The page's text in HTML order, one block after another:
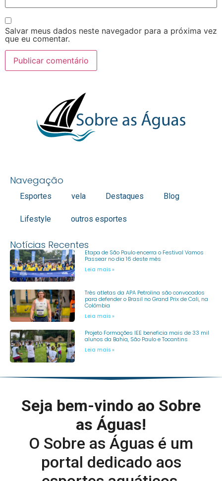
Salvar meus dados neste navegador para a próxima vez
que eu comentar.
Navegação
Esportes vela Destaques Blog
Lifestyle outros esportes
Notícias Recentes
Etapa de São Paulo encerra o Festival Vamos
Passear no dia 16 deste mês
Leia mais »
Três atletas da APA Petrolina são convocados
para defender o Brasil no Grand Prix de Cali, na
Colômbia
Leia mais »
Projeto Formações IEE beneficia mais de 33 mil
alunos da Bahia, São Paulo e Tocantins
Leia mais »
Seja bem-vindo ao Sobre
as Águas!
O Sobre as Águas é um
portal dedicado aos